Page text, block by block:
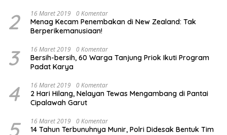
2 16 Maret 2019 0 Komentar
Menag Kecam Penembakan di New Zealand: Tak
Berperikemanusiaan!
3 16 Maret 2019 0 Komentar
Bersih-bersih, 60 Warga Tanjung Priok Ikuti Program
Padat Karya
4 16 Maret 2019 0 Komentar
2 Hari Hilang, Nelayan Tewas Mengambang di Pantai
Cipalawah Garut
5 16 Maret 2019 0 Komentar
14 Tahun Terbunuhnya Munir, Polri Didesak Bentuk Tim